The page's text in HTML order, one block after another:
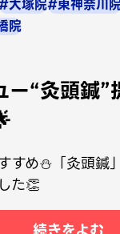
大塚院#東神奈川
院
ー“灸頭鍼”
すめ⛄「灸頭鍼
た👏